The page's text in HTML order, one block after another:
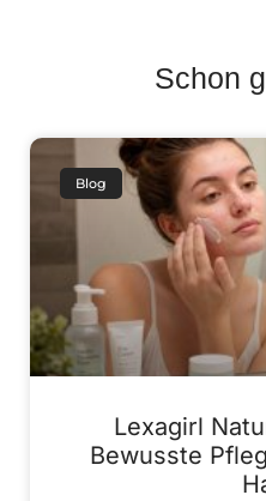
Schon
Blog
Lexagirl
Bewusste